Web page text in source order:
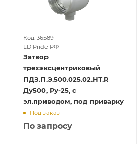
Код: 36589
LD Pride РФ
Затвор
трехэксцентриковый
ПДЗ.П.Э.500.025.02.НТ.R
Ду500, Ру-25, с
эл.приводом, под приварку
Под заказ
По запросу